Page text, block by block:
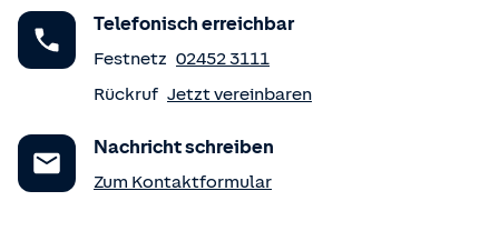
Telefonisch erreichbar
Festnetz 02452 3111
Rückruf Jetzt vereinbaren
Nachricht schreiben
Zum Kontaktformular